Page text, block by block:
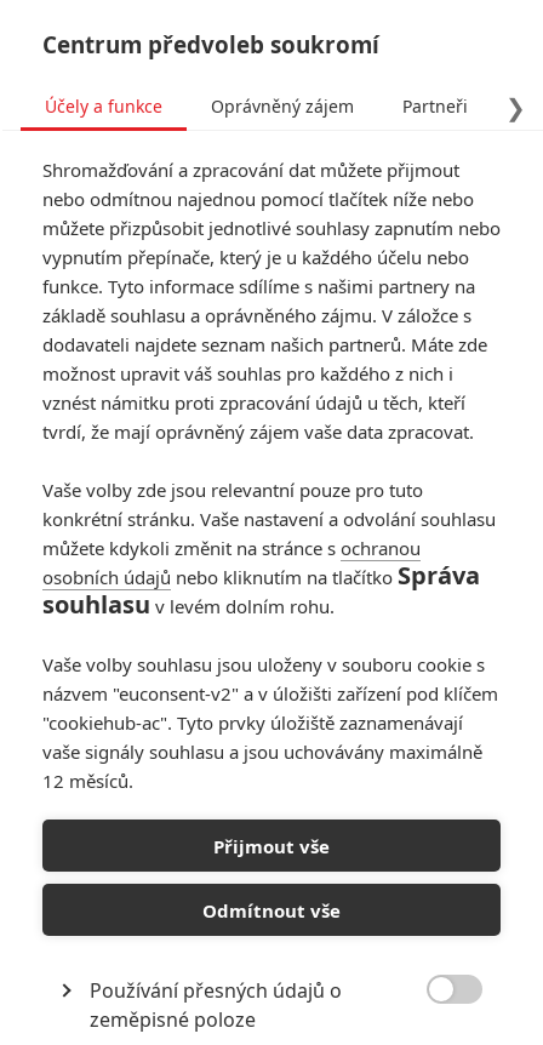
1968
Originální název:1968
Český název:1968
Žánr: Historický
Země původu:
TAGY 1968
Centrum předvoleb soukromí
❯
Účely a funkce Oprávněný zájem Partneři
Shromažďování a zpracování dat můžete přijmout
nebo odmítnou najednou pomocí tlačítek níže nebo
můžete přizpůsobit jednotlivé souhlasy zapnutím nebo
vypnutím přepínače, který je u každého účelu nebo
funkce. Tyto informace sdílíme s našimi partnery na
základě souhlasu a oprávněného zájmu. V záložce s
dodavateli najdete seznam našich partnerů. Máte zde
možnost upravit váš souhlas pro každého z nich i
vznést námitku proti zpracování údajů u těch, kteří
tvrdí, že mají oprávněný zájem vaše data zpracovat.
Vaše volby zde jsou relevantní pouze pro tuto
konkrétní stránku. Vaše nastavení a odvolání souhlasu
můžete kdykoli změnit na stránce s ochranou
osobních údajů nebo kliknutím na tlačítko Správa
souhlasu v levém dolním rohu.
Vaše volby souhlasu jsou uloženy v souboru cookie s
názvem "euconsent-v2" a v úložišti zařízení pod klíčem
"cookiehub-ac". Tyto prvky úložiště zaznamenávají
vaše signály souhlasu a jsou uchovávány maximálně
12 měsíců.
Přijmout vše
Odmítnout vše
Používání přesných údajů o
zeměpisné poloze